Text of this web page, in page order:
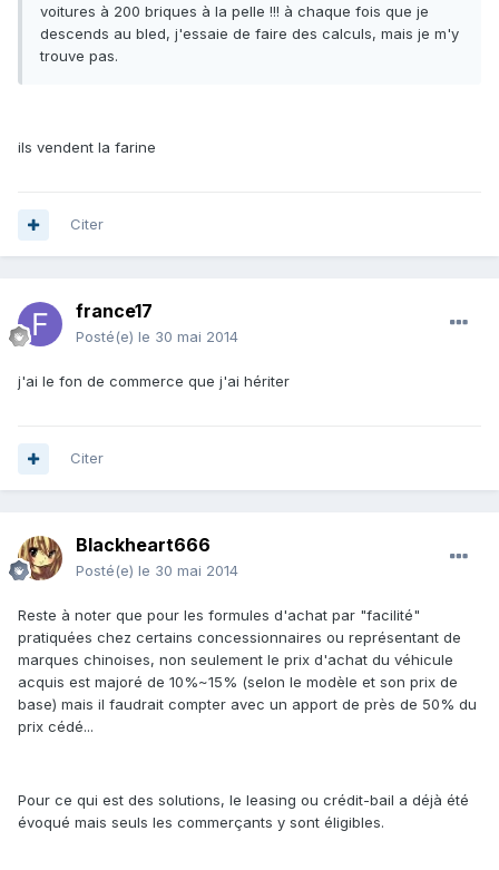
voitures à 200 briques à la pelle !!! à chaque fois que je
descends au bled, j'essaie de faire des calculs, mais je m'y
trouve pas.
ils vendent la farine
Citer
france17
Posté(e) le 30 mai 2014
j'ai le fon de commerce que j'ai hériter
Citer
Blackheart666
Posté(e) le 30 mai 2014
Reste à noter que pour les formules d'achat par "facilité"
pratiquées chez certains concessionnaires ou représentant de
marques chinoises, non seulement le prix d'achat du véhicule
acquis est majoré de 10%~15% (selon le modèle et son prix de
base) mais il faudrait compter avec un apport de près de 50% du
prix cédé...
Pour ce qui est des solutions, le leasing ou crédit-bail a déjà été
évoqué mais seuls les commerçants y sont éligibles.